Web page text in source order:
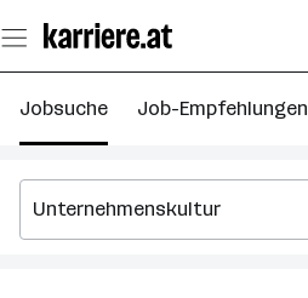
Seiteninhalt
springen
Jobsuche Job-Empfehlungen